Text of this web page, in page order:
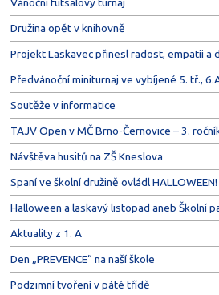
Družina opět v knihovně
Projekt Laskavec přinesl radost, empatii a
Předvánoční miniturnaj ve vybíjené 5. tř.,
Soutěže v informatice
TAJV Open v MČ Brno-Černovice – 3.
Návštěva husitů na ZŠ Kneslova
Spaní ve školní družině ovládl HALLOWEEN!
Halloween a laskavý listopad aneb Školní
Aktuality z 1. A
Den „PREVENCE“ na naší škole
Podzimní tvoření v páté třídě